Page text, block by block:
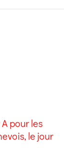
pour les
le jour